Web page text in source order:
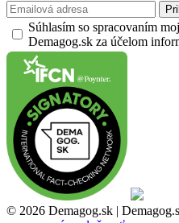
Súhlasím so spracovaním
Demagog.sk za účelom
© 2026 Demagog.sk |